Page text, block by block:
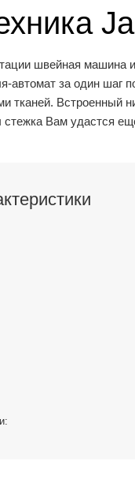
швейная
автомат за один
тканей. Встроенный
Вам удастся